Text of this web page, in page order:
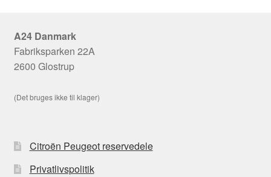
A24 Danmark
Fabriksparken 22A
2600 Glostrup
(Det bruges ikke til klager)
Citroën Peugeot reservedele
Privatlivspolitik